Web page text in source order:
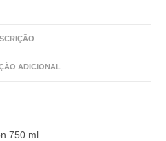
ADICIONAL
750 ml.